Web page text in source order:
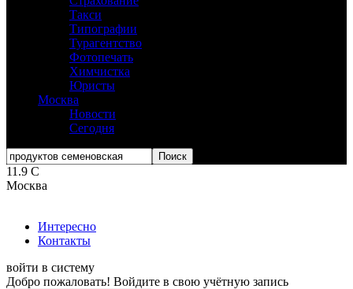
Такси
Типографии
Турагентство
Фотопечать
Химчистка
Юристы
Москва
Новости
Сегодня
11.9 C
Москва
Интересно
Контакты
войти в систему
Добро пожаловать! Войдите в свою учётную запись